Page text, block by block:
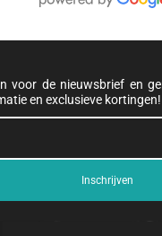
voor de nieuwsbrief en
en exclusieve kortingen!
Inschrijven